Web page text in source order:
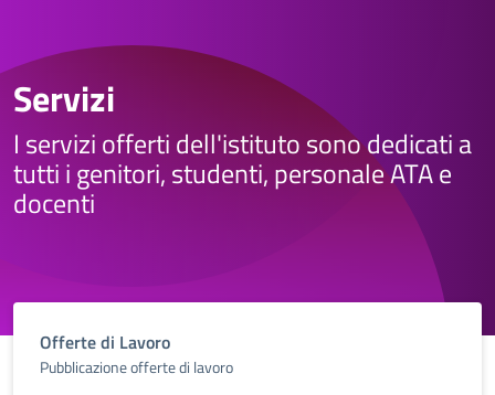
Servizi
I servizi offerti dell'istituto sono dedicati a
tutti i genitori, studenti, personale ATA e
docenti
Offerte di Lavoro
Pubblicazione offerte di lavoro